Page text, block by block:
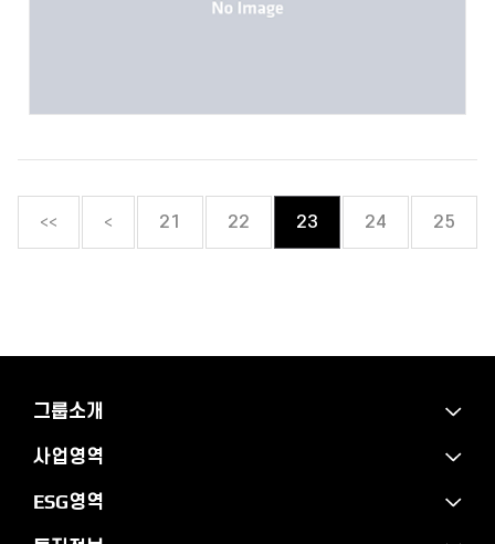
<< < 21 22 23 24 25
그룹소개
사업영역
ESG영역